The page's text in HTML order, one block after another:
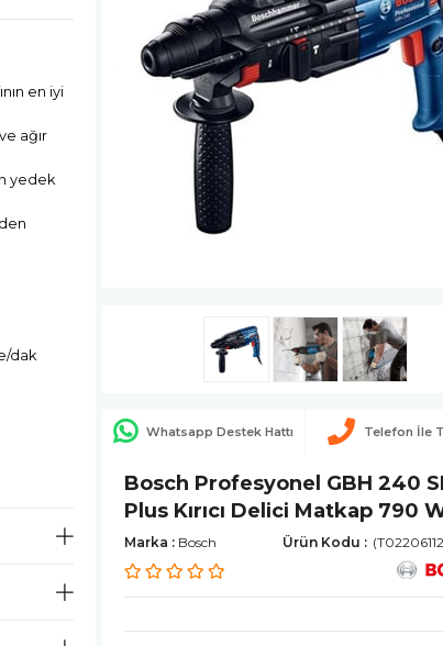
en iyi
ağır
yedek
dak
Whatsapp Destek Hattı Telefon İle
Bosch Profesyonel GBH 240
Plus Kırıcı Delici Matkap 790
Marka : Bosch